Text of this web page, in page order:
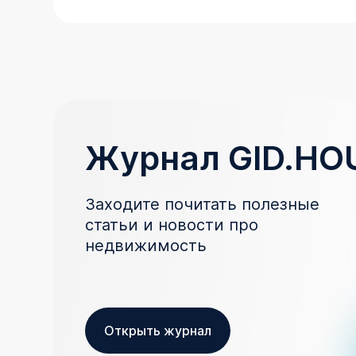
Журнал
Заходите почитать полезные
статьи и новости про
недвижимость
Открыть журнал